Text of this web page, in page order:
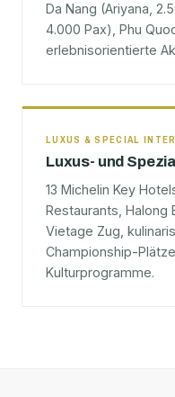
Da Nang (Ariyana,
4.000 Pax), Phu
erlebnisorientierte
LUXUS & SPECIAL
Luxus- und
13 Michelin Key
Restaurants, Halong
Vietage Zug,
Championship-
Kulturprogramme.